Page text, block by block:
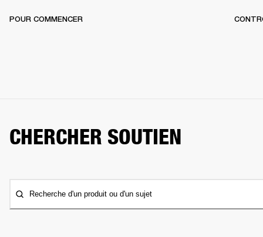
POUR COMMENCER
CHERCHER SOUTIEN
Recherche d'un produit ou d'un sujet